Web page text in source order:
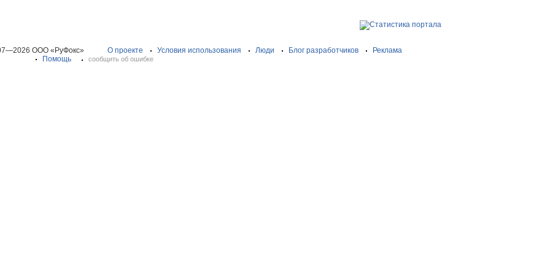
ООО «РуФокс» О проекте Условия использования Люди Блог разработчиков
Реклама
Помощь
сообщить об ошибке